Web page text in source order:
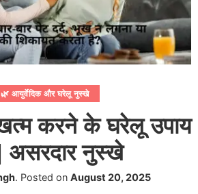
🌿 आयुर्वेदिक और घरेलू नुस्खे
करने के घरेलू उपाय
असरदार नुस्खे
. Posted on August 20, 2025